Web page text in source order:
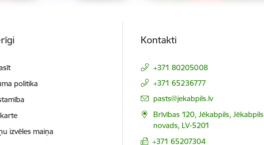
politika
izvēles maiņa
Kontakti
+371 80205008
+371 65236777
E-pasts:
pasts@jekabpils.lv
Brīvības 120, Jēkabpils, Jēkabpils
novads, LV-5201
+371 65207304